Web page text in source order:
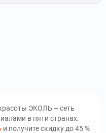
ЭКОЛЬ – сеть
в пяти странах.
и получите скидку до 45 %